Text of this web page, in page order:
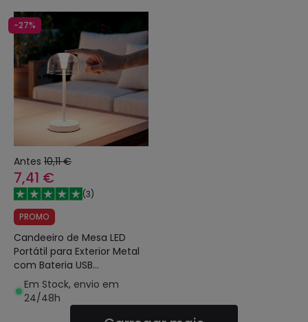
-27%
Antes 10,11 €
7,41 €
(3)
PROMO
Candeeiro de Mesa LED
Portátil para Exterior Metal
com Bateria USB
Recarregável Lendora
Em Stock, envio em
24/48h